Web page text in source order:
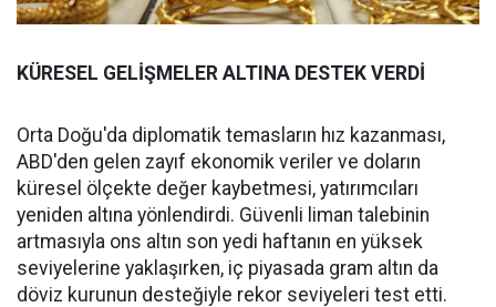
KÜRESEL GELİŞMELER ALTINA DESTEK VERDİ
Orta Doğu'da diplomatik temasların hız kazanması,
ABD'den gelen zayıf ekonomik veriler ve doların
küresel ölçekte değer kaybetmesi, yatırımcıları
yeniden altına yönlendirdi. Güvenli liman talebinin
artmasıyla ons altın son yedi haftanın en yüksek
seviyelerine yaklaşırken, iç piyasada gram altın da
döviz kurunun desteğiyle rekor seviyeleri test etti.